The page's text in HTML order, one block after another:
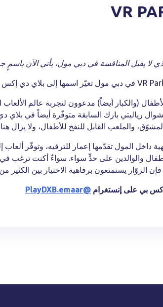
VR
(والكبار أيضاً) مدعوون لتجربة عالم الألعاب
رياليتي بارك السابقة متوفّرة أيضاً في
والملعب القابل للنفخ للأطفال، ولا يزال
المول تقدّمها إعمار للترفيه، وتوفّر ألعاب
والوالدين على حدٍّ سواء. سواءٌ أكنت ترغب في
الزوّار يستمتعون برفاهية الاختيار بين
بي على إنستغرام @PlayDXB.emaar